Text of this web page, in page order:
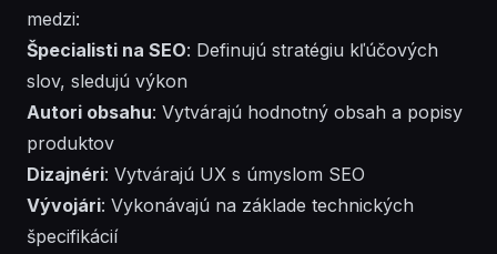
medzi:
Špecialisti na SEO: Definujú stratégiu kľúčových
slov, sledujú výkon
Autori obsahu: Vytvárajú hodnotný obsah a popisy
produktov
Dizajnéri: Vytvárajú UX s úmyslom SEO
Vývojári: Vykonávajú na základe technických
špecifikácií